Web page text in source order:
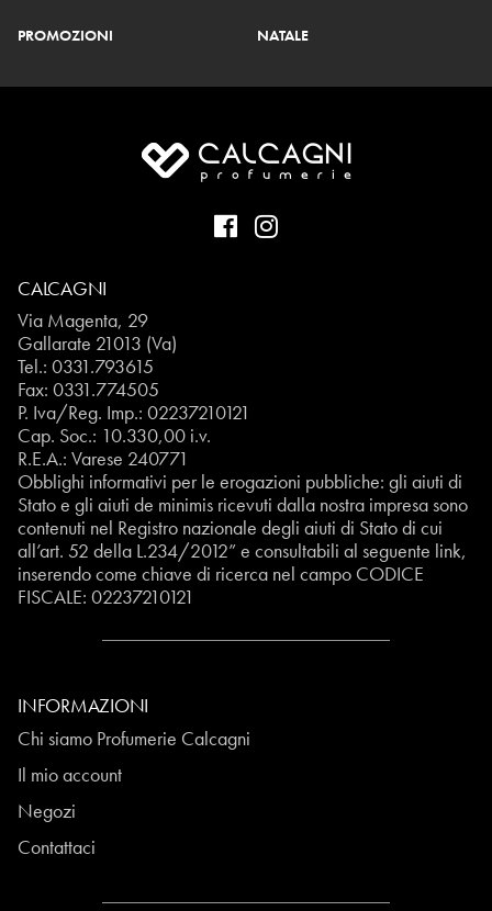
PROMOZIONI NATALE
CALCAGNI
Via Magenta, 29
Gallarate 21013 (Va)
Tel.: 0331.793615
Fax: 0331.774505
P. Iva/Reg. Imp.: 02237210121
Cap. Soc.: 10.330,00 i.v.
R.E.A.: Varese 240771
Obblighi informativi per le erogazioni pubbliche: gli aiuti di
Stato e gli aiuti de minimis ricevuti dalla nostra impresa sono
contenuti nel Registro nazionale degli aiuti di Stato di cui
all’art. 52 della L.234/2012” e consultabili al seguente link,
inserendo come chiave di ricerca nel campo CODICE
FISCALE: 02237210121
INFORMAZIONI
Chi siamo Profumerie Calcagni
Il mio account
Negozi
Contattaci